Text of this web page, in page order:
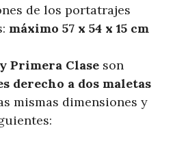
de los portatrajes
máximo 57 x 54 x 15 cm
Primera Clase son
derecho a dos maletas
mismas dimensiones y